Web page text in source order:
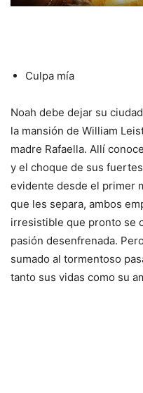
Culpa mía
Noah debe dejar su
la mansión de William
madre Rafaella. Allí
y el choque de sus
evidente desde el primer
que les separa, ambos
irresistible que pronto se
pasión desenfrenada.
sumado al tormentoso
tanto sus vidas como su